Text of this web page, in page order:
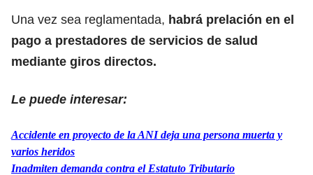
Una vez sea reglamentada, habrá prelación en el
pago a prestadores de servicios de salud
mediante giros directos.
Le puede interesar:
Accidente en proyecto de la ANI deja una persona muerta y
varios heridos
Inadmiten demanda contra el Estatuto Tributario